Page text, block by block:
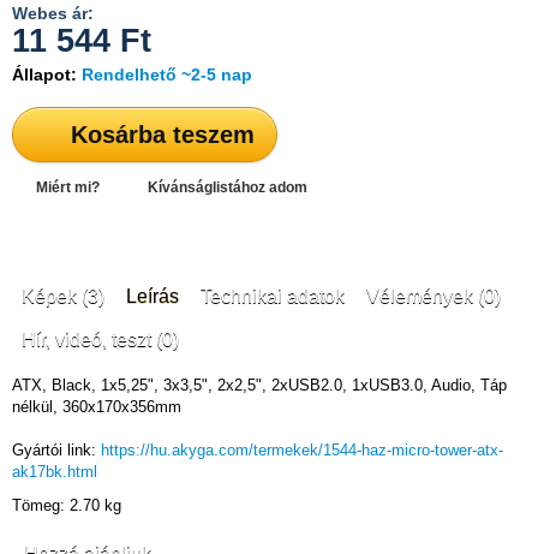
Webes ár:
11 544 Ft
Állapot: Rendelhető ~2-5 nap
Kosárba teszem
Miért mi? Kívánságlistához adom
Képek (3) Leírás Technikai adatok Vélemények (0)
Hír, videó, teszt (0)
ATX, Black, 1x5,25", 3x3,5", 2x2,5", 2xUSB2.0, 1xUSB3.0, Audio, Táp
nélkül, 360x170x356mm
Gyártói link: https://hu.akyga.com/termekek/1544-haz-micro-tower-atx-
ak17bk.html
Tömeg: 2.70 kg